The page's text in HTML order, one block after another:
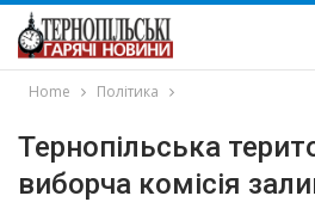
Home Політика
Тернопільська
виборча комісія